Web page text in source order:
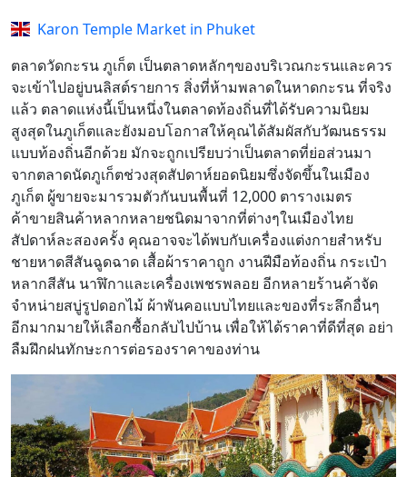
Karon Temple Market in Phuket
ตลาดวัดกะรน ภูเก็ต เป็นตลาดหลักๆของบริเวณกะรนและควร
จะเข้าไปอยู่บนลิสต์รายการ สิ่งที่ห้ามพลาดในหาดกะรน ที่จริง
แล้ว ตลาดแห่งนี้เป็นหนึ่งในตลาดท้องถิ่นที่ได้รับความนิยม
สูงสุดในภูเก็ตและยังมอบโอกาสให้คุณได้สัมผัสกับวัฒนธรรม
แบบท้องถิ่นอีกด้วย มักจะถูกเปรียบว่าเป็นตลาดที่ย่อส่วนมา
จากตลาดนัดภูเก็ตช่วงสุดสัปดาห์ยอดนิยมซึ่งจัดขึ้นในเมือง
ภูเก็ต ผู้ขายจะมารวมตัวกันบนพื้นที่ 12,000 ตารางเมตร
ค้าขายสินค้าหลากหลายชนิดมาจากที่ต่างๆในเมืองไทย
สัปดาห์ละสองครั้ง คุณอาจจะได้พบกับเครื่องแต่งกายสำหรับ
ชายหาดสีสันฉูดฉาด เสื้อผ้าราคาถูก งานฝีมือท้องถิ่น กระเป๋า
หลากสีสัน นาฬิกาและเครื่องเพชรพลอย อีกหลายร้านค้าจัด
จำหน่ายสบู่รูปดอกไม้ ผ้าพันคอแบบไทยและของที่ระลึกอื่นๆ
อีกมากมายให้เลือกซื้อกลับไปบ้าน เพื่อให้ได้ราคาที่ดีที่สุด อย่า
ลืมฝึกฝนทักษะการต่อรองราคาของท่าน